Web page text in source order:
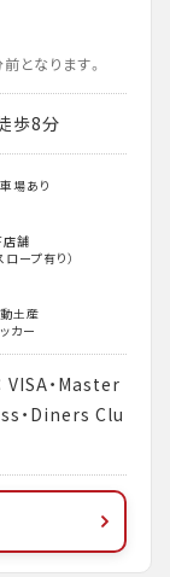
となります。
歩8分
場あり
舗
ロープ有り）
土産
カー
VISA・Master
・Diners Clu